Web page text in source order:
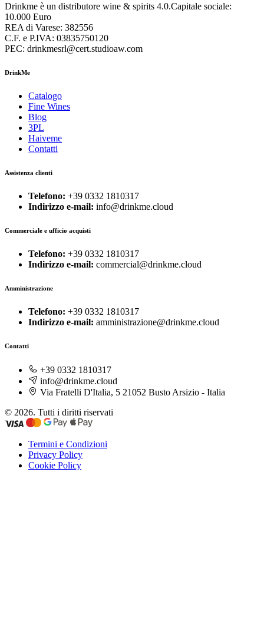
Drinkme è un distributore wine & spirits 4.0.Capitale sociale:
10.000 Euro
REA di Varese: 382556
C.F. e P.IVA: 03835750120
PEC: drinkmesrl@cert.studioaw.com
DrinkMe
Catalogo
Fine Wines
Blog
3PL
Haiveme
Contatti
Assistenza clienti
Telefono: +39 0332 1810317
Indirizzo e-mail: info@drinkme.cloud
Commerciale e ufficio acquisti
Telefono: +39 0332 1810317
Indirizzo e-mail: commercial@drinkme.cloud
Amministrazione
Telefono: +39 0332 1810317
Indirizzo e-mail: amministrazione@drinkme.cloud
Contatti
+39 0332 1810317
info@drinkme.cloud
Via Fratelli D'Italia, 5 21052 Busto Arsizio - Italia
© 2026. Tutti i diritti riservati
Termini e Condizioni
Privacy Policy
Cookie Policy